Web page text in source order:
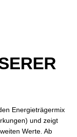
Energieträgermix
und zeigt
Werte. Ab